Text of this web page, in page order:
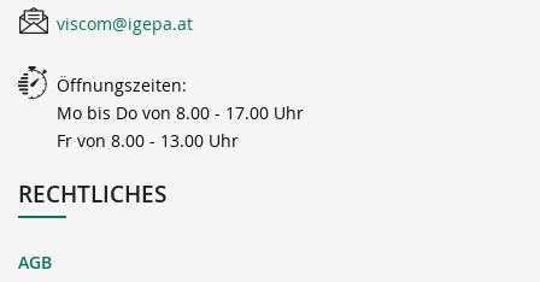
viscom@igepa.at
Öffnungszeiten:
Mo bis Do von 8.00 - 17.00 Uhr
Fr von 8.00 - 13.00 Uhr
RECHTLICHES
AGB